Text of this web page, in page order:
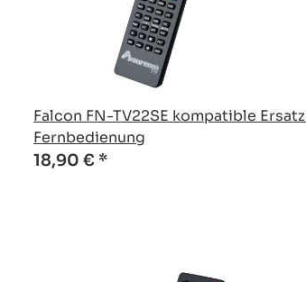
Falcon FN-TV22SE kompatible Ersatz
Fernbedienung
18,90 € *